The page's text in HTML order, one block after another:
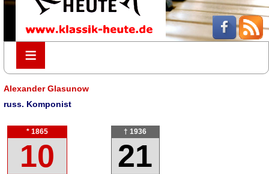
≡
≡
Alexander Glasunow
russ. Komponist
* 1865
10
† 1936
21